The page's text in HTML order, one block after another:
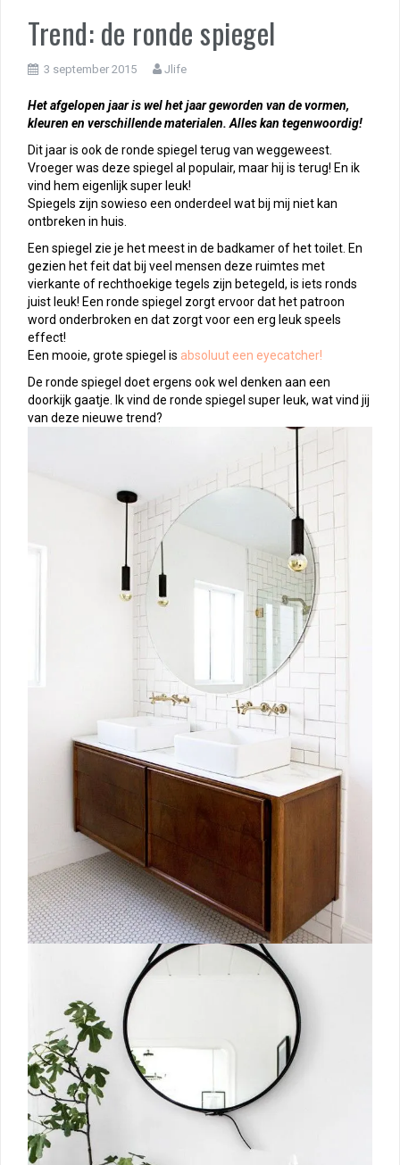
Trend: de ronde spiegel
3 september 2015 Jlife
Het afgelopen jaar is wel het jaar geworden van de vormen,
kleuren en verschillende materialen. Alles kan tegenwoordig!
Dit jaar is ook de ronde spiegel terug van weggeweest.
Vroeger was deze spiegel al populair, maar hij is terug! En ik
vind hem eigenlijk super leuk!
Spiegels zijn sowieso een onderdeel wat bij mij niet kan
ontbreken in huis.
Een spiegel zie je het meest in de badkamer of het toilet. En
gezien het feit dat bij veel mensen deze ruimtes met
vierkante of rechthoekige tegels zijn betegeld, is iets ronds
juist leuk! Een ronde spiegel zorgt ervoor dat het patroon
word onderbroken en dat zorgt voor een erg leuk speels
effect!
Een mooie, grote spiegel is absoluut een eyecatcher!
De ronde spiegel doet ergens ook wel denken aan een
doorkijk gaatje. Ik vind de ronde spiegel super leuk, wat vind jij
van deze nieuwe trend?